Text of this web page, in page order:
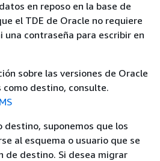
en reposo en la base de
el TDE de Oracle no requiere
una contraseña para escribir en
sobre las versiones de Oracle
como destino, consulte.
suponemos que los
al esquema o usuario que se
de destino. Si desea migrar